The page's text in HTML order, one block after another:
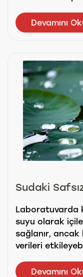
Devamını
Sudaki
Laboratuvarda
suyu olarak
sağlanır, ancak
verileri
Devamını